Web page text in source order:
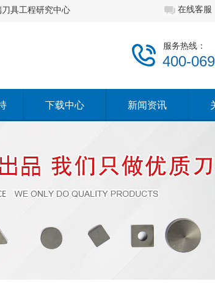
具工程研究中心 在线客服
服务热线：
400-
下载中心 新闻资讯